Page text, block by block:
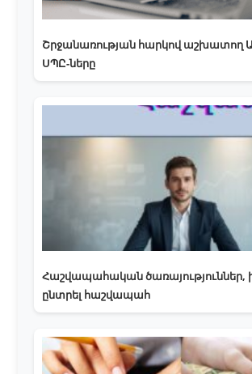
Շրջանառության հարկով աշխատող
ՍՊԸ-ները
Հաշվապահական ծառայություններ,
ընտրել հաշվապահ